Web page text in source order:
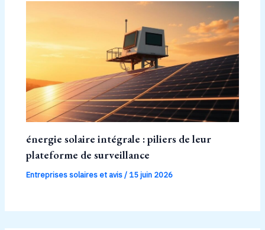
énergie solaire intégrale : piliers de leur
plateforme de surveillance
Entreprises solaires et avis/ 15 juin 2026